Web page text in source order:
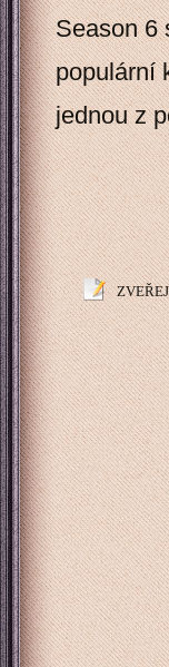
Season 6
populární
jednou z